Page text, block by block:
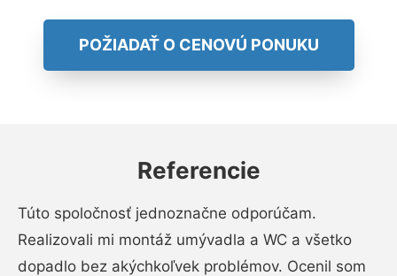
POŽIADAŤ O CENOVÚ PONUKU
Referencie
Túto spoločnosť jednoznačne odporúčam.
Realizovali mi montáž umývadla a WC a všetko
dopadlo bez akýchkoľvek problémov. Ocenil som